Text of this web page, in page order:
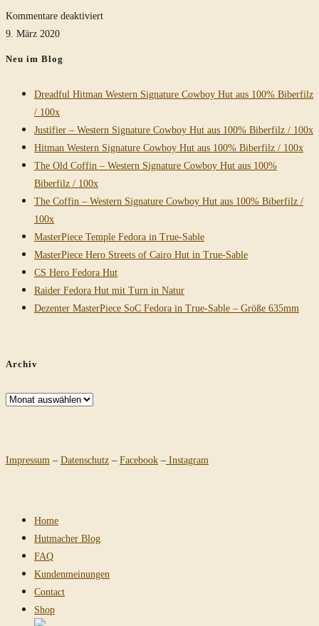
Kommentare deaktiviertfür
9. März 2020
Neu im Blog
Dreadful Hitman Western Signature Cowboy Hut aus 100% Biberfilz
/ 100x
Justifier – Western Signature Cowboy Hut aus 100% Biberfilz / 100x
Hitman Western Signature Cowboy Hut aus 100% Biberfilz / 100x
The Old Coffin – Western Signature Cowboy Hut aus 100%
Biberfilz / 100x
The Coffin – Western Signature Cowboy Hut aus 100% Biberfilz /
100x
MasterPiece Temple Fedora in True-Sable
MasterPiece Hero Streets of Cairo Hut in True-Sable
CS Hero Fedora Hut
Raider Fedora Hut mit Turn in Natur
Dezenter MasterPiece SoC Fedora in True-Sable – Größe 635mm
Archiv
Archiv
Impressum – Datenschutz – Facebook – Instagram
Home
Hutmacher Blog
FAQ
Kundenmeinungen
Contact
Shop